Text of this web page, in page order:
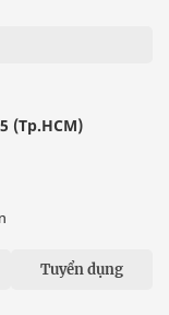
(Tp.HCM)
Tuyển dụng